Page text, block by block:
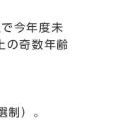
今年度未
の奇数年齢
制）。